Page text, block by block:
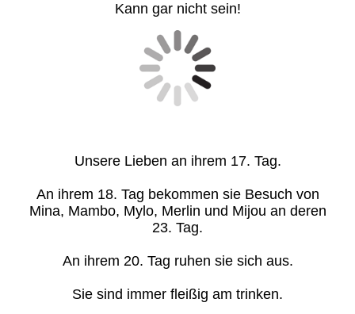
Kann gar nicht sein!
Unsere Lieben an ihrem 17. Tag.
An ihrem 18. Tag bekommen sie Besuch von
Mina, Mambo, Mylo, Merlin und Mijou an deren
23. Tag.
An ihrem 20. Tag ruhen sie sich aus.
Sie sind immer fleißig am trinken.